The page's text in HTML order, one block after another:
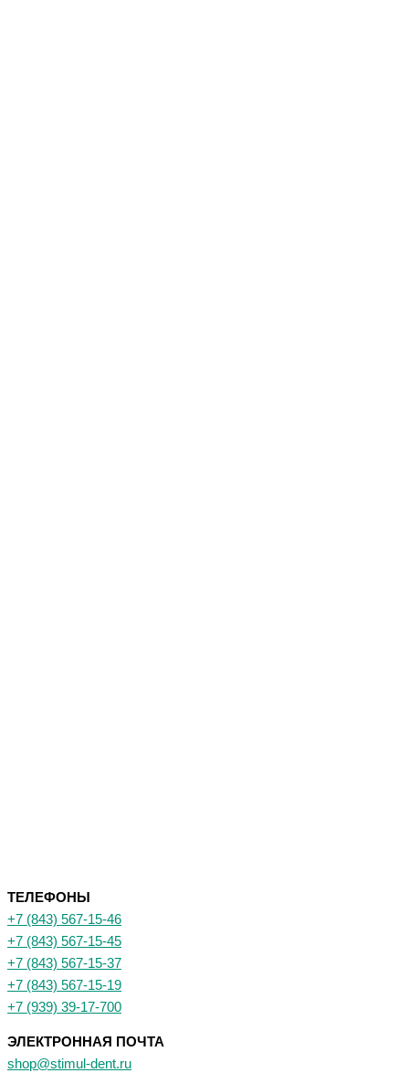
ТЕЛЕФОНЫ
+7 (843) 567-15-46
+7 (843) 567-15-45
+7 (843) 567-15-37
+7 (843) 567-15-19
+7 (939) 39-17-700
ЭЛЕКТРОННАЯ ПОЧТА
shop@stimul-dent.ru